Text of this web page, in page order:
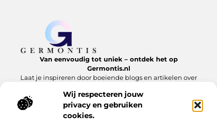
Wij respecteren jouw
privacy en gebruiken
cookies.
Van eenvoudig tot uniek – ontdek het op
Germontis.nl
Laat je inspireren door boeiende blogs en artikelen over
Bericht categorie